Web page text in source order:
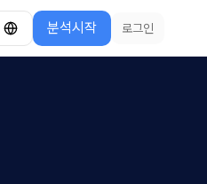
분석시작 로그인